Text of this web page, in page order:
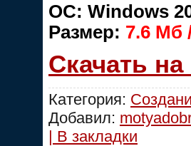
ОС: Windows
Размер: 7.6 Мб
Скачать
Категория:
Добавил:
| В закладки